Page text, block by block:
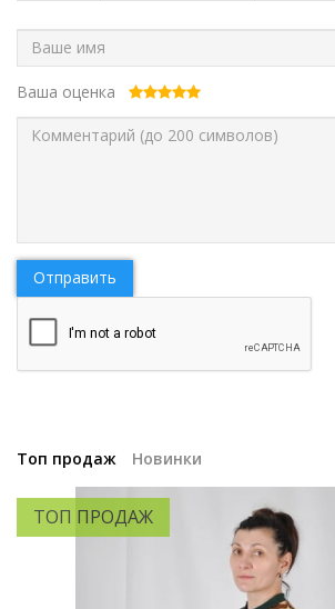
Ваша оценка
Отправить
Топ продаж Новинки
ТОП ПРОДАЖ